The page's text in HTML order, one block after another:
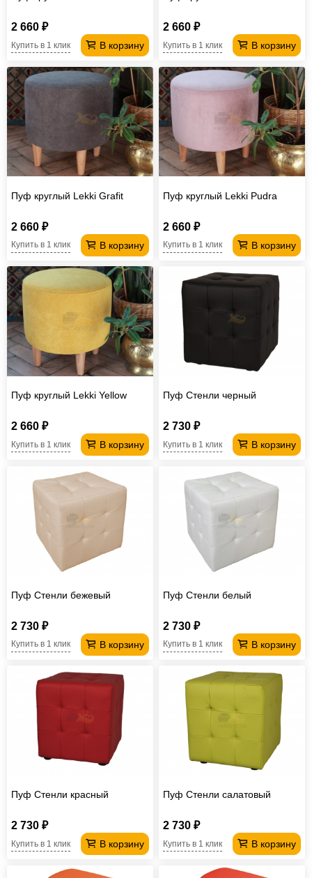
2 660 ₽
В корзину
Купить в 1 клик
2 660 ₽
В корзину
Купить в 1 клик
Пуф круглый Lekki Grafit
2 660 ₽
В корзину
Купить в 1 клик
Пуф круглый Lekki Pudra
2 660 ₽
В корзину
Купить в 1 клик
Пуф круглый Lekki Yellow
2 660 ₽
В корзину
Купить в 1 клик
Пуф Стенли черный
2 730 ₽
В корзину
Купить в 1 клик
Пуф Стенли бежевый
2 730 ₽
В корзину
Купить в 1 клик
Пуф Стенли белый
2 730 ₽
В корзину
Купить в 1 клик
Пуф Стенли красный
2 730 ₽
В корзину
Купить в 1 клик
Пуф Стенли салатовый
2 730 ₽
В корзину
Купить в 1 клик